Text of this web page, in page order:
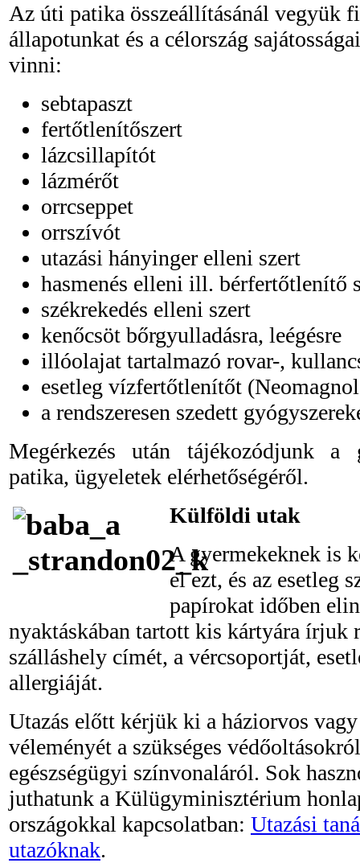
Az úti patika összeállításánál vegyük
állapotunkat és a célország
vinni:
sebtapaszt
fertőtlenítőszert
lázcsillapítót
lázmérőt
orrcseppet
orrszívót
utazási hányinger elleni szert
hasmenés elleni ill. bérfertőtlenítő
székrekedés elleni szert
kenőcsöt bőrgyulladásra, leégésre
illóolajat tartalmazó rovar-,
esetleg vízfertőtlenítőt
a rendszeresen szedett
Megérkezés után tájékozódjunk a
patika, ügyeletek elérhetőségéről.
Külföldi utak
A gyermekeknek is
el ezt, és az esetleg
papírokat időben
nyaktáskában tartott kis kártyára írjuk
szálláshely címét, a vércsoportját,
allergiáját.
Utazás előtt kérjük ki a háziorvos vagy
véleményét a szükséges
egészségügyi színvonaláról. Sok
juthatunk a Külügyminisztérium
országokkal kapcsolatban: Utazási
utazóknak.